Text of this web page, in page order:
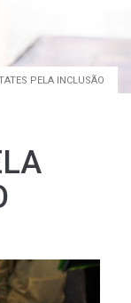
PELA INCLUSÃO